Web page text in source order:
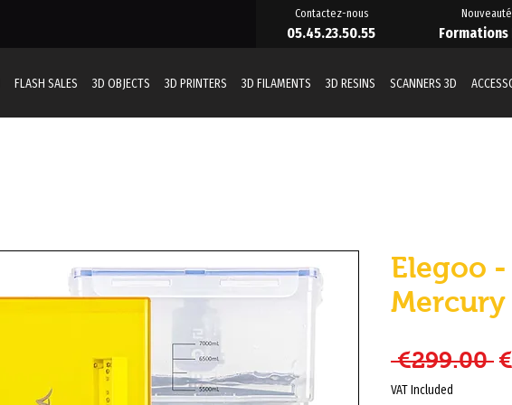
05.45.23.50.55
Contactez-nous
Formations
FLASH SALES 3D OBJECTS 3D PRINTERS 3D FILAMENTS 3D RESINS SCANNERS 3D
Elegoo
Mercury
€299.00
VAT Included